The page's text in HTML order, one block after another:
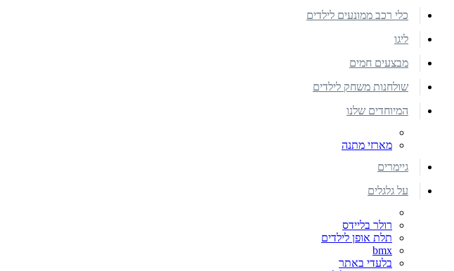
כלי רכב ממונעים לילדים
ליגו
מבצעים חמים
שולחנות משחק לילדים
המיוחדים שלנו
מארזי מתנה
גיימרים
על גלגלים
רולר בליידס
תלת אופן לילדים
bmx
בלעדי באתר